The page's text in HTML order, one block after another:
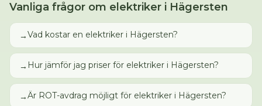
Vanliga frågor om elektriker i Hägersten
→Vad kostar en elektriker i Hägersten?
→ Hur jämför jag priser för elektriker i Hägersten?
→Är ROT-avdrag möjligt för elektriker i Hägersten?